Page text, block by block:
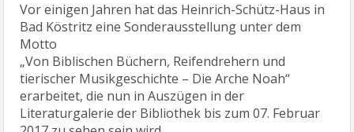
Vor einigen Jahren hat das Heinrich-Schütz-Haus in
Bad Köstritz eine Sonderausstellung unter dem
Motto
„Von Biblischen Büchern, Reifendrehern und
tierischer Musikgeschichte – Die Arche Noah“
erarbeitet, die nun in Auszügen in der
Literaturgalerie der Bibliothek bis zum 07. Februar